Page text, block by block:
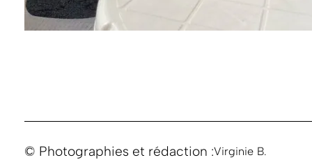
© Photographies et rédaction :Virginie B.